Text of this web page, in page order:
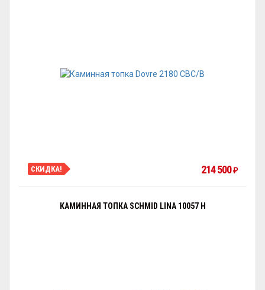
СКИДКА! 214 500₽
КАМИННАЯ ТОПКА SCHMID LINA 10057 H